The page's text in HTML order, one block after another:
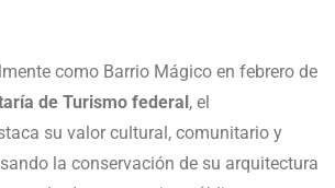
como Barrio Mágico en febrero de
de Turismo federal , el
su valor cultural, comunitario y
la conservación de su arquitectura